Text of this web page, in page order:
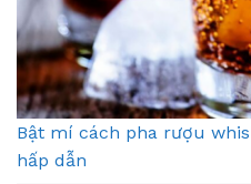
Bật mí cách pha rượu
hấp dẫn